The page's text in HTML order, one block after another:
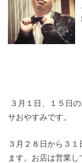
３月１日、１５日
サおやすみです。
３月２８日から３
ます。お店は営業し